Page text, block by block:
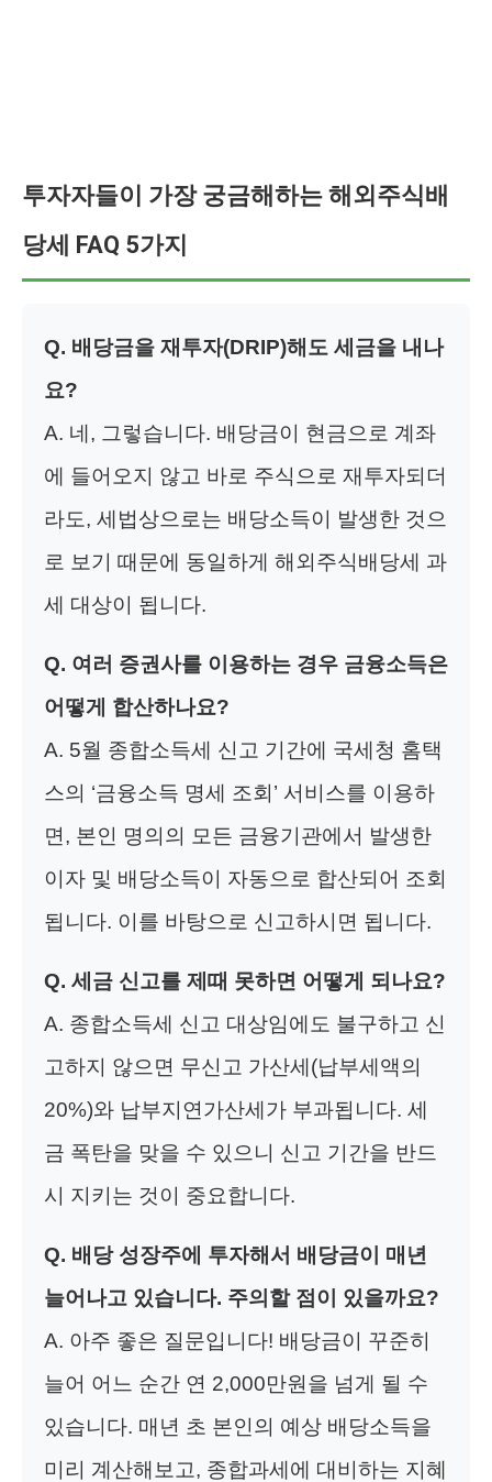
투자자들이 가장 궁금해하는 해외주식배
당세 FAQ 5가지
Q. 배당금을 재투자(DRIP)해도 세금을 내나
요?
A. 네, 그렇습니다. 배당금이 현금으로 계좌
에 들어오지 않고 바로 주식으로 재투자되더
라도, 세법상으로는 배당소득이 발생한 것으
로 보기 때문에 동일하게 해외주식배당세 과
세 대상이 됩니다.
Q. 여러 증권사를 이용하는 경우 금융소득은
어떻게 합산하나요?
A. 5월 종합소득세 신고 기간에 국세청 홈택
스의 ‘금융소득 명세 조회’ 서비스를 이용하
면, 본인 명의의 모든 금융기관에서 발생한
이자 및 배당소득이 자동으로 합산되어 조회
됩니다. 이를 바탕으로 신고하시면 됩니다.
Q. 세금 신고를 제때 못하면 어떻게 되나요?
A. 종합소득세 신고 대상임에도 불구하고 신
고하지 않으면 무신고 가산세(납부세액의
20%)와 납부지연가산세가 부과됩니다. 세
금 폭탄을 맞을 수 있으니 신고 기간을 반드
시 지키는 것이 중요합니다.
Q. 배당 성장주에 투자해서 배당금이 매년
늘어나고 있습니다. 주의할 점이 있을까요?
A. 아주 좋은 질문입니다! 배당금이 꾸준히
늘어 어느 순간 연 2,000만원을 넘게 될 수
있습니다. 매년 초 본인의 예상 배당소득을
미리 계산해보고, 종합과세에 대비하는 지혜